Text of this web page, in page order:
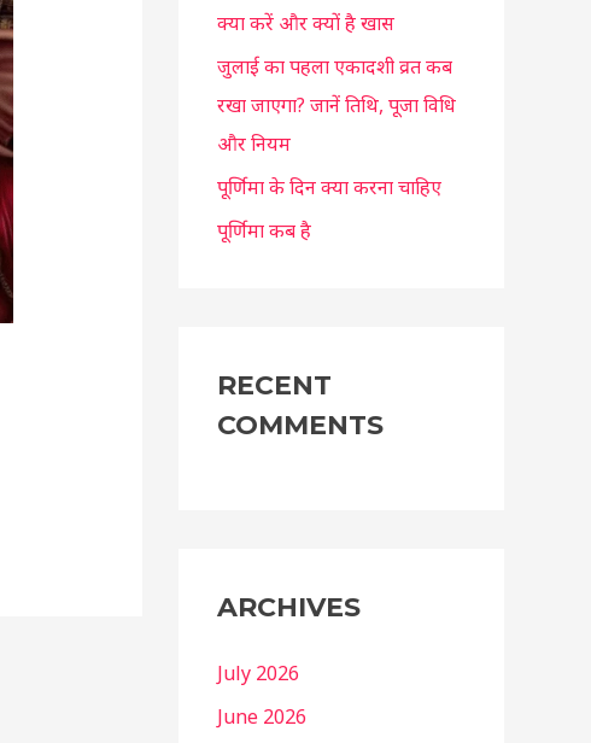
क्या करें और क्यों है खास
जुलाई का पहला एकादशी व्रत कब
रखा जाएगा? जानें तिथि, पूजा विधि
और नियम
पूर्णिमा के दिन क्या करना चाहिए
पूर्णिमा कब है
RECENT
COMMENTS
ARCHIVES
July 2026
June 2026